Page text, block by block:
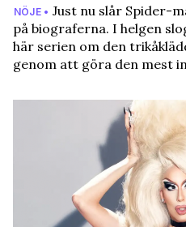
NÖJE • Just nu slår Spider-
på biograferna. I helgen
här serien om den
genom att göra den mest